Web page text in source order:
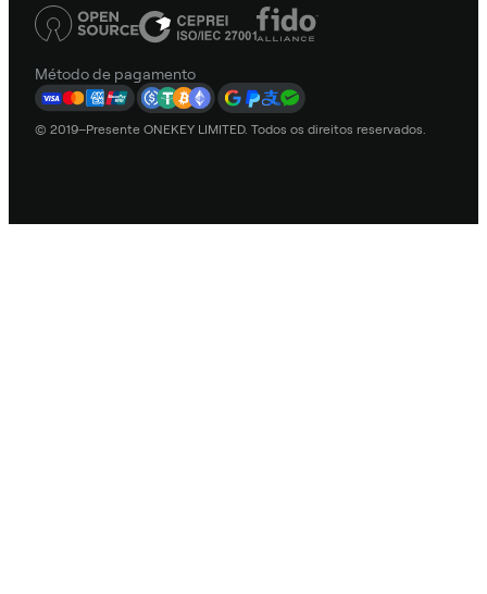
Método de pagamento
© 2019–Presente ONEKEY LIMITED. Todos os direitos reservados.